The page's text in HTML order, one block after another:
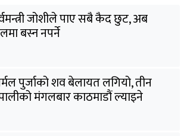
जोशीले पाए सबै कैद छुट, अब
बस्न नपर्ने
पुर्जाको शव बेलायत लगियो, तीन
मंगलबार काठमाडौं ल्याइने